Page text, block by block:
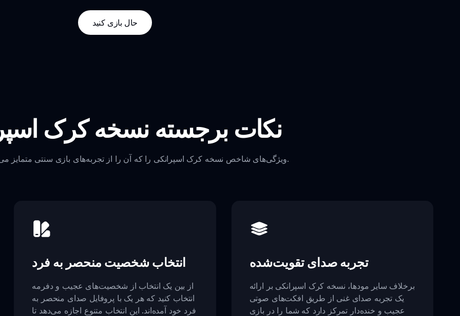
حال بازی کنید
نکات برجسته نسخه کرک
ویژگی‌های شاخص نسخه کرک اسپرانکی را که آن را از تجربه‌های بازی سنتی متمایز می‌سازد، کشف کنید.
انتخاب شخصیت منحصر به فرد
از بین یک انتخاب از شخصیت‌های عجیب و دفرمه
انتخاب کنید که هر یک با پروفایل صدای منحصر به
فرد خود آمده‌اند. این انتخاب متنوع اجازه می‌دهد تا
تجربه صدای تقویت‌شده
برخلاف سایر مودها، نسخه کرک اسپرانکی بر ارائه
یک تجربه صدای غنی از طریق افکت‌های صوتی
عجیب و خنده‌دار تمرکز دارد که شما را در بازی